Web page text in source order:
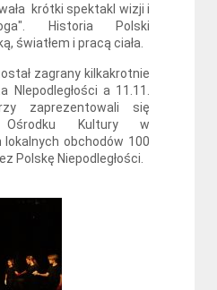
krótki spektakl wizji i
Historia Polski
światłem i pracą ciała.
zagrany kilkakrotnie
NIepodległości a 11.11.
zaprezentowali się
Ośrodku Kultury w
lokalnych obchodów 100
Polskę Niepodległości.